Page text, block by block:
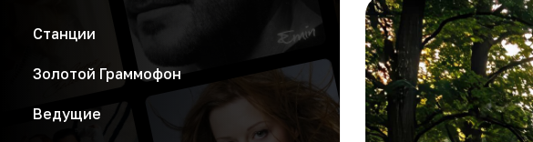
Станции
Золотой Граммофон
Ведущие